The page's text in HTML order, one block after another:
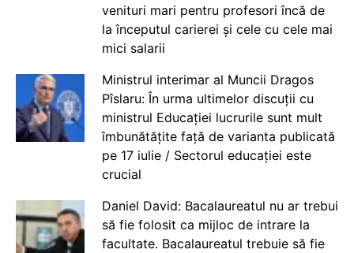
venituri mari pentru profesori încă de
la începutul carierei și cele cu cele mai
mici salarii
Ministrul interimar al Muncii Dragos
Pîslaru: În urma ultimelor discuții cu
ministrul Educației lucrurile sunt mult
îmbunătățite față de varianta publicată
pe 17 iulie / Sectorul educației este
crucial
Daniel David: Bacalaureatul nu ar trebui
să fie folosit ca mijloc de intrare la
facultate. Bacalaureatul trebuie să fie